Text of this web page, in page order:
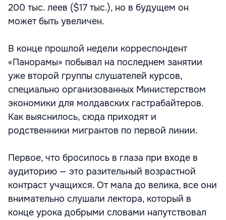
200 тыс. леев ($17 тыс.), но в будущем он
может быть увеличен.
В конце прошлой недели корреспондент
«Панорамы» побывал на последнем занятии
уже второй группы слушателей курсов,
специально организованных Министерством
экономики для молдавских гастрабайтеров.
Как выяснилось, сюда приходят и
родственники мигрантов по первой линии.
Первое, что бросилось в глаза при входе в
аудиторию — это разительный возрастной
контраст учащихся. От мала до велика, все они
внимательно слушали лектора, который в
конце урока добрыми словами напутствовал